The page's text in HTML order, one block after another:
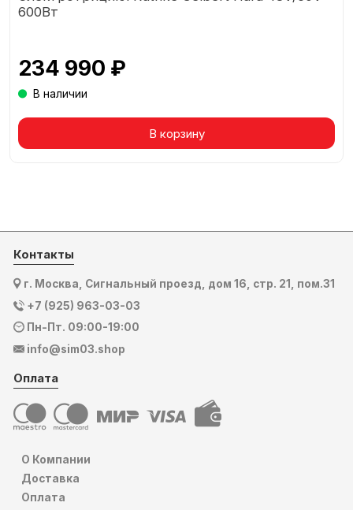
600Вт
234 990 ₽
В наличии
В корзину
Контакты
г. Москва, Сигнальный проезд, дом 16, стр. 21, пом.31
+7 (925) 963-03-03
Пн-Пт. 09:00-19:00
info@sim03.shop
Оплата
О Компании
Доставка
Оплата